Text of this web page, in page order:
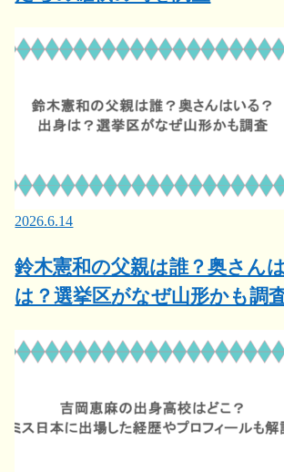
2026.6.14
鈴木憲和の父親は誰？奥さん
は？選挙区がなぜ山形かも調